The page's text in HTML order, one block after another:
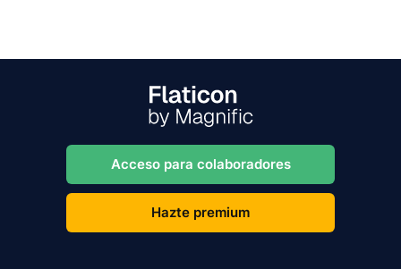
Acceso para colaboradores
Hazte premium